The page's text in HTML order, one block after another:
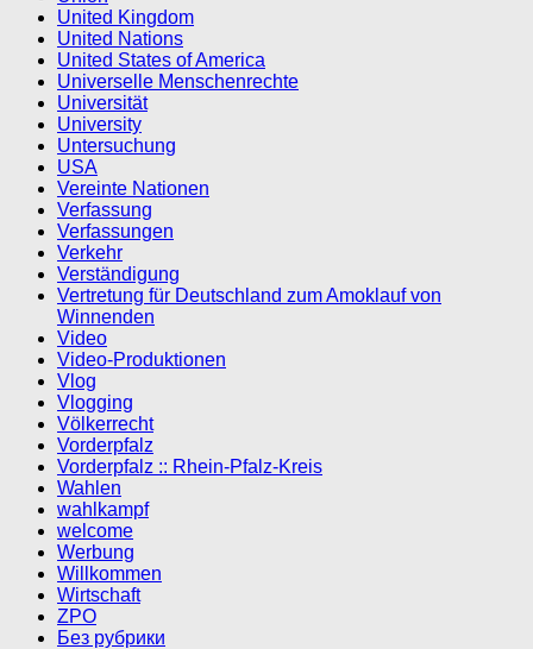
United Kingdom
United Nations
United States of America
Universelle Menschenrechte
Universität
University
Untersuchung
USA
Vereinte Nationen
Verfassung
Verfassungen
Verkehr
Verständigung
Vertretung für Deutschland zum Amoklauf von
Winnenden
Video
Video-Produktionen
Vlog
Vlogging
Völkerrecht
Vorderpfalz
Vorderpfalz :: Rhein-Pfalz-Kreis
Wahlen
wahlkampf
welcome
Werbung
Willkommen
Wirtschaft
ZPO
Без рубрики